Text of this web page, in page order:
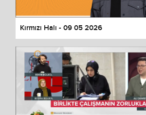
Kırmızı Halı - 09 05 2026